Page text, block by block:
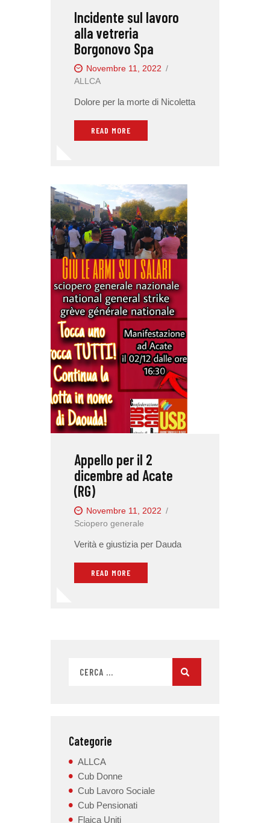
Incidente sul lavoro
alla vetreria
Borgonovo Spa
Novembre 11, 2022
ALLCA
Dolore per la morte di Nicoletta
READ MORE
Appello per il 2
dicembre ad Acate
(RG)
Novembre 11, 2022
Sciopero generale
Verità e giustizia per Dauda
READ MORE
Categorie
ALLCA
Cub Donne
Cub Lavoro Sociale
Cub Pensionati
Flaica Uniti